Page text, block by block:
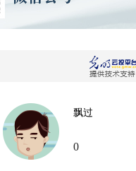
飘过
0